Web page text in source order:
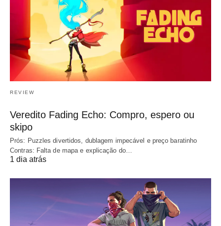
REVIEW
Veredito Fading Echo: Compro, espero ou
skipo
Prós: Puzzles divertidos, dublagem impecável e preço baratinho
Contras: Falta de mapa e explicação do…
1 dia atrás